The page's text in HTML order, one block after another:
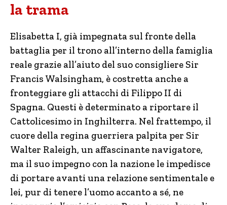
la trama
Elisabetta I, già impegnata sul fronte della
battaglia per il trono all’interno della famiglia
reale grazie all’aiuto del suo consigliere Sir
Francis Walsingham, è costretta anche a
fronteggiare gli attacchi di Filippo II di
Spagna. Questi è determinato a riportare il
Cattolicesimo in Inghilterra. Nel frattempo, il
cuore della regina guerriera palpita per Sir
Walter Raleigh, un affascinante navigatore,
ma il suo impegno con la nazione le impedisce
di portare avanti una relazione sentimentale e
lei, pur di tenere l’uomo accanto a sé, ne